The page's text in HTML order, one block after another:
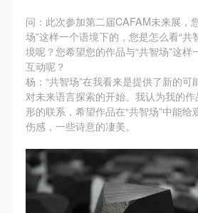
问：此次参加第二届CAFAM未来展，
场”这样一个语境下的，您是怎么看“共
境呢？您希望您的作品与“共智场”这样
互动呢？
杨：“共智场”在我看来是提供了新的可
对未来语言探索的开始。我认为我的
形的联系，希望作品在“共智场”中能
伤感，一些诗意的凄美。
参与活动者在参与活动时应当在美
动导师、教师指导下进行，并正
及到的绘画工具、创作材料及配套
与者因个人原因在使用相应绘画
套设备、设施造成个人受伤、伤
具、材料、设备或设施的故障或损
失。活动中任何非事故当事人及
事故的任何责任。
中央美术学院美术馆肖像权许可使
参与活动者在参与活动时应当在美
动导师、教师指导下进行，并正
及到的绘画工具、创作材料及配套
与者因个人原因在使用相应绘画
套设备、设施造成个人受伤、伤
具、材料、设备或设施的故障或损
失。活动中任何非事故当事人及
事故的任何责任。
中央美术学院美术馆肖像权许可使
参与活动者在参与活动时应当在美
动导师、教师指导下进行，并正
及到的绘画工具、创作材料及配套
与者因个人原因在使用相应绘画
套设备、设施造成个人受伤、伤
具、材料、设备或设施的故障或损
失。活动中任何非事故当事人及
事故的任何责任。
中央美术学院美术馆肖像权许可使
快捷登录
手机号码
手机号码将作为您的登